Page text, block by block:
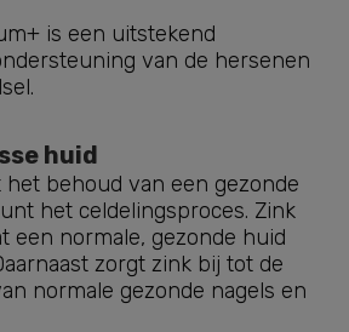
is een uitstekend
van de hersenen
huid
het behoud van een gezonde
het celdelingsproces. Zink
een normale, gezonde huid
zorgt zink bij tot de
normale gezonde nagels en